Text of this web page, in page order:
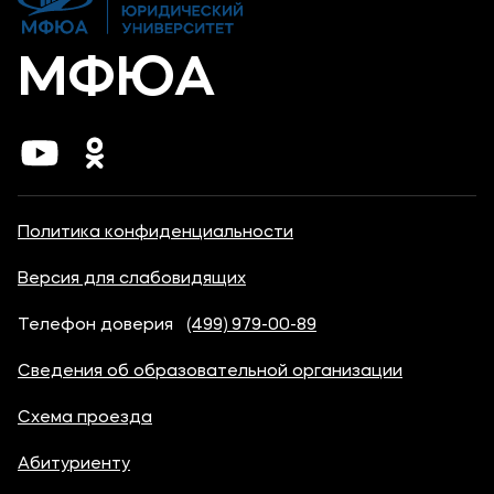
МФЮА
Политика конфиденциальности
Версия для слабовидящих
Телефон доверия (499) 979-00-89
Сведения об образовательной организации
Схема проезда
Абитуриенту